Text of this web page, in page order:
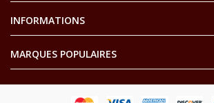
INFORMATIONS
MARQUES POPULAIRES